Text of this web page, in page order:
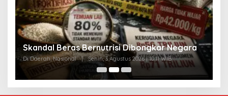
Skandal Beras Bernutrisi Dibongkar Negara
Di Daerah, Nasional | Senin, 3 Agustus 2026 | 10:11 WIB